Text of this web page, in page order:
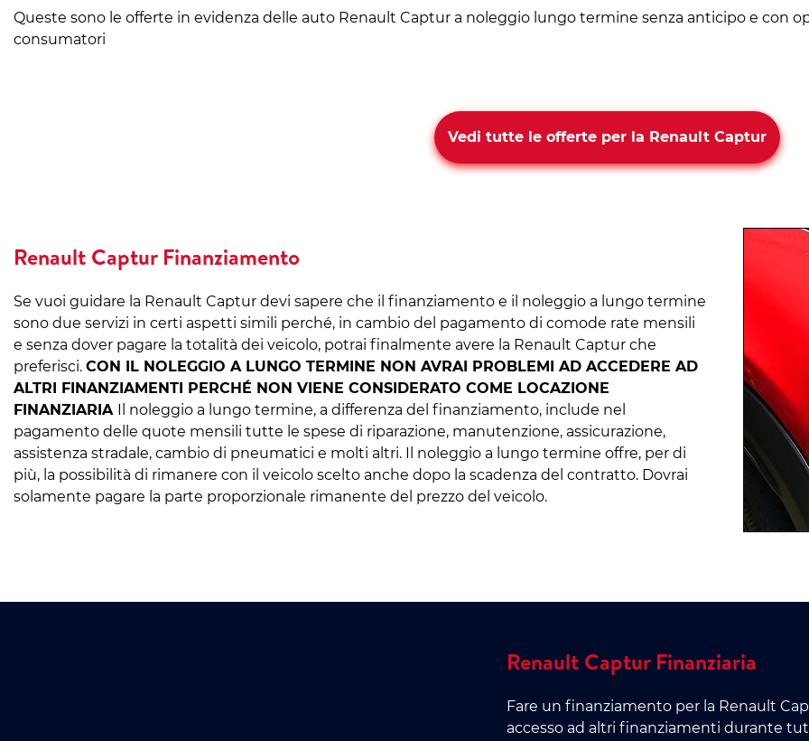
Queste sono le offerte in evidenza delle auto Renault Captur a noleggio lungo termine senza anticipo e con
consumatori
Vedi tutte le offerte per la Renault Captur
Renault Captur Finanziamento
Se vuoi guidare la Renault Captur devi sapere che il finanziamento e il noleggio a lungo termine
sono due servizi in certi aspetti simili perché, in cambio del pagamento di comode rate mensili
e senza dover pagare la totalità dei veicolo, potrai finalmente avere la Renault Captur che
preferisci. CON IL NOLEGGIO A LUNGO TERMINE NON AVRAI PROBLEMI AD ACCEDERE AD
ALTRI FINANZIAMENTI PERCHÉ NON VIENE CONSIDERATO COME LOCAZIONE
FINANZIARIA Il noleggio a lungo termine, a differenza del finanziamento, include nel
pagamento delle quote mensili tutte le spese di riparazione, manutenzione, assicurazione,
assistenza stradale, cambio di pneumatici e molti altri. Il noleggio a lungo termine offre, per di
più, la possibilità di rimanere con il veicolo scelto anche dopo la scadenza del contratto. Dovrai
solamente pagare la parte proporzionale rimanente del prezzo del veicolo.
Renault Captur Finanziaria
Fare un finanziamento per la Renault
accesso ad altri finanziamenti durante